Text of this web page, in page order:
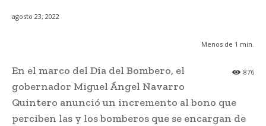
agosto 23, 2022
Menos de 1 min.
876
En el marco del Día del Bombero, el
gobernador Miguel Ángel Navarro
Quintero anunció un incremento al bono que
perciben las y los bomberos que se encargan de